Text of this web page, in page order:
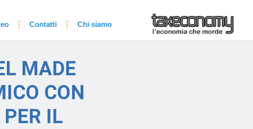
Contatti Chi siamo
MADE
CON
IL